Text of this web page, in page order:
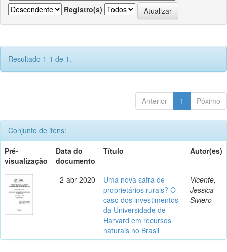
Registro(s)
Resultado 1-1 de 1.
Anterior 1 Póximo
Conjunto de itens:
Pré-
visualização
Data do
documento
Título Autor(es)
2-abr-2020
Uma nova safra de
proprietários rurais? O
caso dos investimentos
da Universidade de
Harvard em recursos
naturais no Brasil
Vicente,
Jessica
Siviero